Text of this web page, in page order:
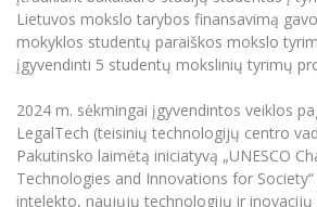
Lietuvos mokslo tarybos finansavimą
mokyklos studentų paraiškos mokslo
įgyvendinti 5 studentų mokslinių tyrimų
2024 m. sėkmingai įgyvendintos veiklos
LegalTech (teisinių technologijų centro
Pakutinsko laimėtą iniciatyvą „UNESCO
Technologies and Innovations for
intelekto, naujųjų technologijų ir inovacijų